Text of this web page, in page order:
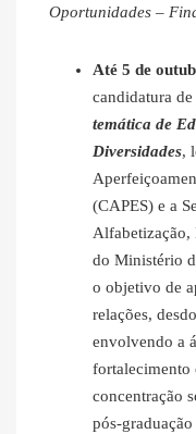
Oportunidades –
Até 5 de
candidatura de
temática de
Diversidades,
(CAPES) e a
Alfabetização,
do Ministério
o objetivo de
relações,
envolvendo a
fortalecimento
concentração
pós-graduação